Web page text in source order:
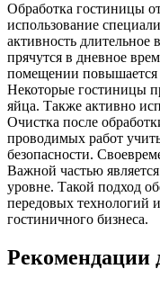
Обработка гостиницы
использование
активность длительное
прячутся в дневное
помещении повышается
Некоторые гостиницы
яйца. Также активно
Очистка после
проводимых работ
безопасности.
Важной частью
уровне. Такой подход
передовых технологий
гостиничного бизнеса.
Рекомендации